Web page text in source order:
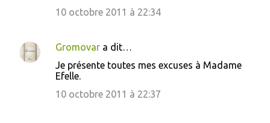
t
10 octobre 2011 à 22:34
Gromovar a dit…
Je présente toutes mes excuses à Madame
Efelle.
10 octobre 2011 à 22:37